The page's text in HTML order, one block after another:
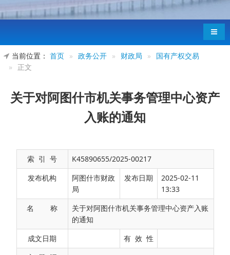
导航
当前位置： 首页 » 政务公开 » 财政局 »
国有产权交易
»
正文
关于对阿图什市机关事务管理中心资产
入账的通知
索 引 号
K45890655/2025-00217
发布机构
阿图什市财政
局
发布日期
2025-02-11
13:33
名 称
关于对阿图什市机关事务管理中心资产入账
的通知
成文日期
有 效 性